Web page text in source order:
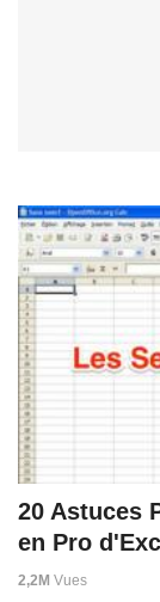
20 Astuces
en Pro
2,2M Vues